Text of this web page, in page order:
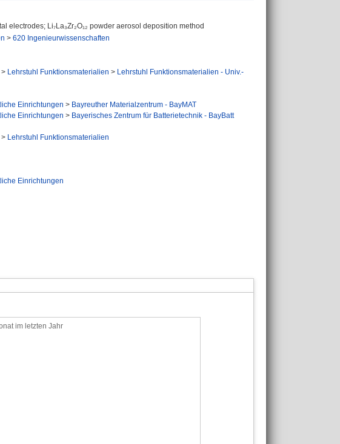
electrodes; Li₇La₃Zr₂O₁₂ powder aerosol deposition method
> 620 Ingenieurwissenschaften
> Lehrstuhl Funktionsmaterialien > Lehrstuhl Funktionsmaterialien - Univ.-
Einrichtungen > Bayreuther Materialzentrum - BayMAT
Einrichtungen > Bayerisches Zentrum für Batterietechnik - BayBatt
> Lehrstuhl Funktionsmaterialien
Einrichtungen
im letzten Jahr